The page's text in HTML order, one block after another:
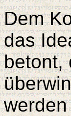
Dem
das
betont,